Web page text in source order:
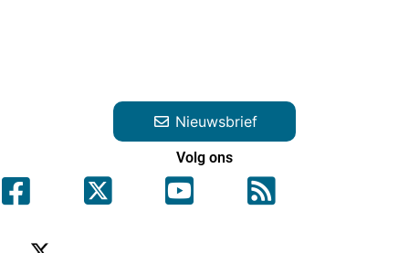
Nieuwsbrief
Volg ons